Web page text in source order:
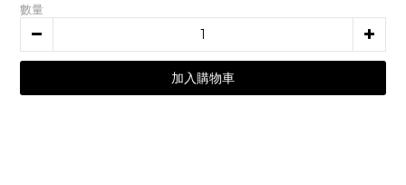
數量
加入購物車